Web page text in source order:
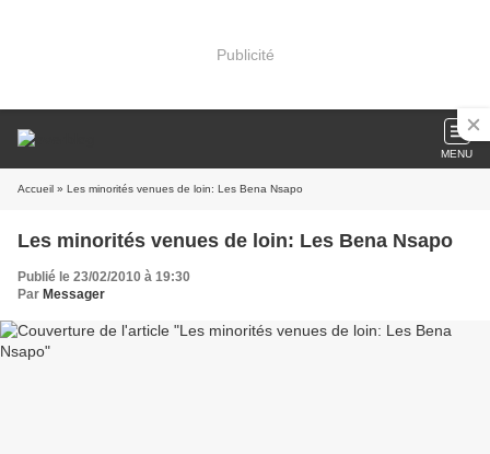
Publicité
MENU
Accueil » Les minorités venues de loin: Les Bena Nsapo
Les minorités venues de loin: Les Bena Nsapo
Publié le 23/02/2010 à 19:30
Par Messager